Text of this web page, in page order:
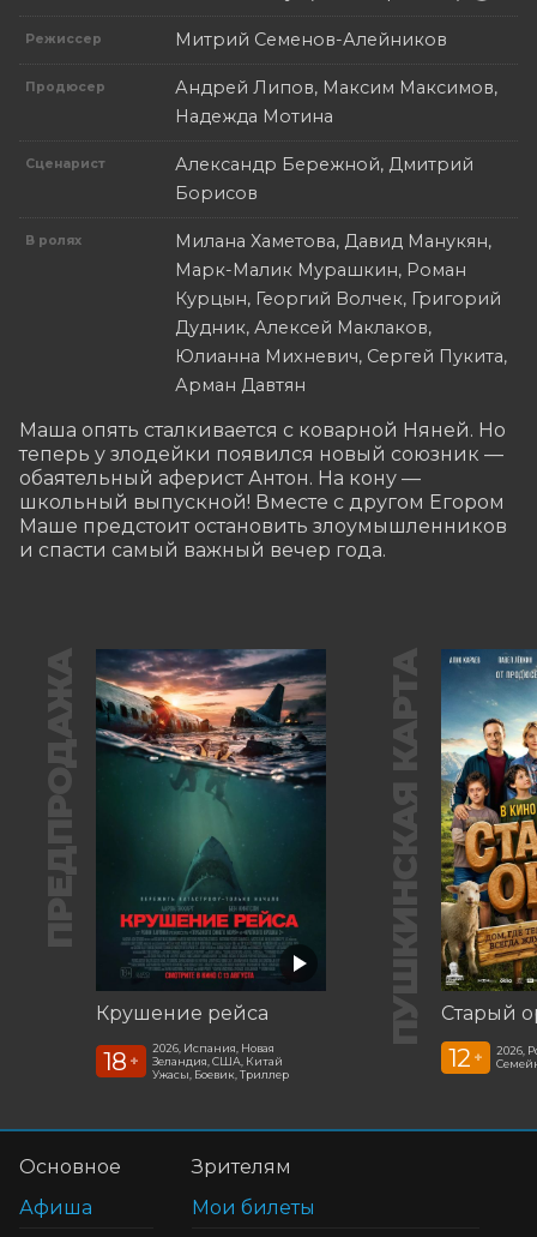
Режиссер Митрий Семенов-Алейников
Продюсер
Андрей Липов, Максим Максимов,
Надежда Мотина
Сценарист
Александр Бережной, Дмитрий
Борисов
В ролях
Милана Хаметова, Давид Манукян,
Марк-Малик Мурашкин, Роман
Курцын, Георгий Волчек, Григорий
Дудник, Алексей Маклаков,
Юлианна Михневич, Сергей Пукита,
Арман Давтян
Маша опять сталкивается с коварной Няней. Но
теперь у злодейки появился новый союзник —
обаятельный аферист Антон. На кону —
школьный выпускной! Вместе с другом Егором
Маше предстоит остановить злоумышленников
и спасти самый важный вечер года.
ПРЕДПРОДАЖА
Крушение рейса
18 +
2026, Испания, Новая
Зеландия, США, Китай
Ужасы, Боевик, Триллер
ПУШКИНСКАЯ КАРТА Старый
12 +
2026,
Основное
Афиша
Зрителям
Мои билеты